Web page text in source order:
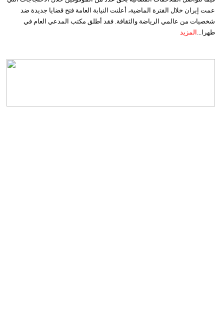
عمت إيران خلال الفترة الماضية، أعلنت النيابة العامة فتح قضايا جديدة ضد
شخصيات من عالمي الرياضة والثقافة. فقد أطلق مكتب المدعي العام في
طهرا... المزيد